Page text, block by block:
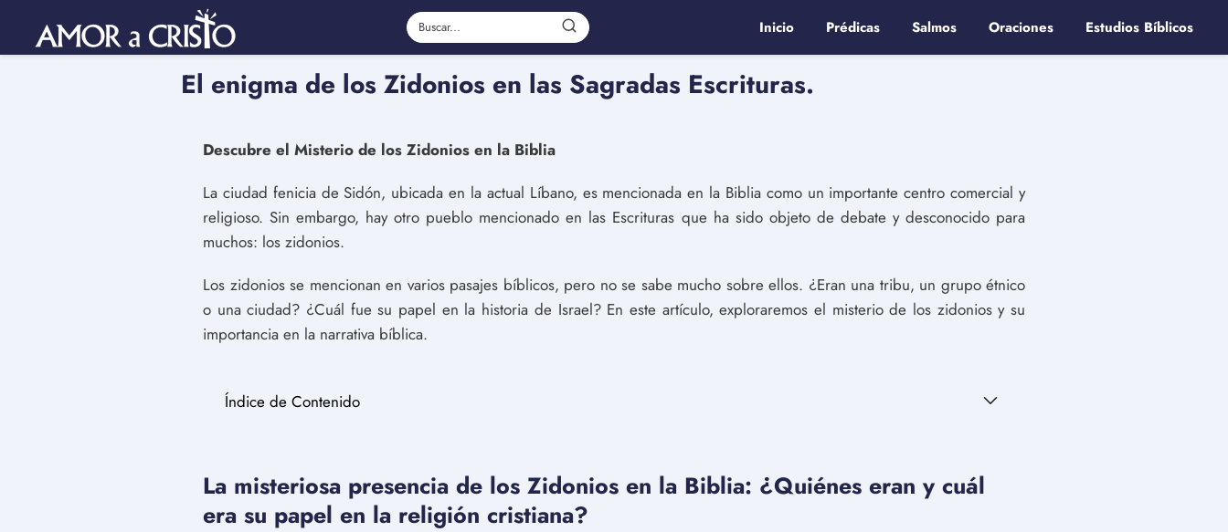
Inicio Prédicas Salmos Oraciones Estudios Bíblicos
El enigma de los Zidonios en las Sagradas Escrituras.
Descubre el Misterio de los Zidonios en la Biblia
La ciudad fenicia de Sidón, ubicada en la actual Líbano, es mencionada en la Biblia como un importante centro comercial y
religioso. Sin embargo, hay otro pueblo mencionado en las Escrituras que ha sido objeto de debate y desconocido para
muchos: los zidonios.
Los zidonios se mencionan en varios pasajes bíblicos, pero no se sabe mucho sobre ellos. ¿Eran una tribu, un grupo étnico
o una ciudad? ¿Cuál fue su papel en la historia de Israel? En este artículo, exploraremos el misterio de los zidonios y su
importancia en la narrativa bíblica.
Índice de Contenido
La misteriosa presencia de los Zidonios en la Biblia: ¿Quiénes eran y cuál
era su papel en la religión cristiana?